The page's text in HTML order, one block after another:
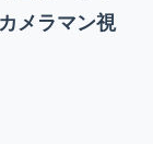
メラマン視